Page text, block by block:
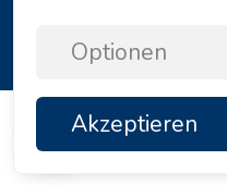
Copyright © 2026
Optionen
Akzeptieren